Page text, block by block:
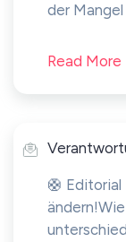
der Mangel
Read More
🛟 Editorial